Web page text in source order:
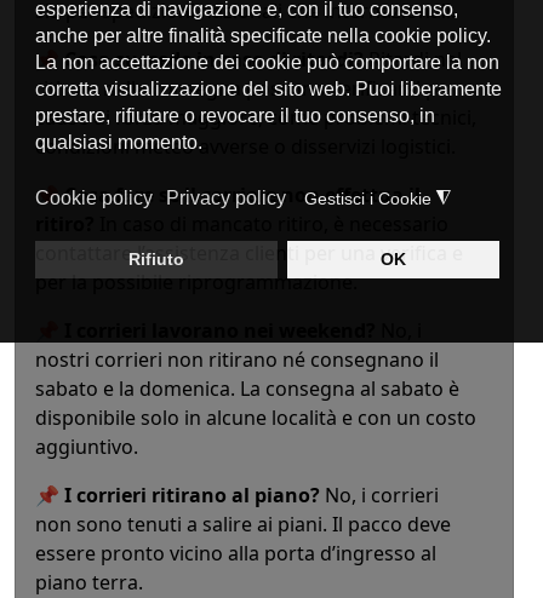
sia per spedizioni nazionali che internazionali.
📌Cosa succede in caso di ritardi?Ritardi nel
ritiro o nella consegna possono verificarsi per
cause di forza maggiore, come problemi tecnici,
condizioni meteo avverse o disservizi logistici.
📌Cosa fare se il corriere non effettua il
contattare l’assistenza clienti per una verifica e
per la possibile riprogrammazione.
nostri corrieri non ritirano né consegnano il
sabato e la domenica. La consegna al sabato è
disponibile solo in alcune località e con un costo
aggiuntivo.
📌 I corrieri ritirano al piano? No, i corrieri
non sono tenuti a salire ai piani. Il pacco deve
essere pronto vicino alla porta d’ingresso al
piano terra.